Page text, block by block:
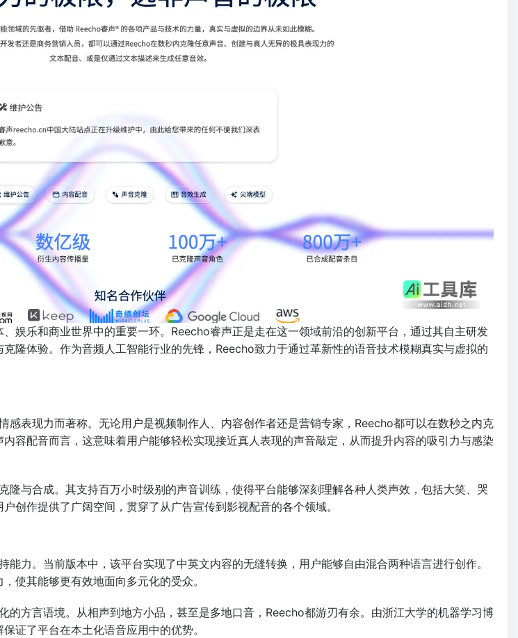
娱乐和商业世界中的重要一环。Reecho睿声正是走在这一领域前沿的创新平台，通过其自主研发
隆体验。作为音频人工智能行业的先锋，Reecho致力于通过革新性的语音技术模糊真实与虚拟的
感表现力而著称。无论用户是视频制作人、内容创作者还是营销专家，Reecho都可以在数秒之内克
容配音而言，这意味着用户能够轻松实现接近真人表现的声音敲定，从而提升内容的吸引力与感染
隆与合成。其支持百万小时级别的声音训练，使得平台能够深刻理解各种人类声效，包括大笑、哭
创作提供了广阔空间，贯穿了从广告宣传到影视配音的各个领域。
力。当前版本中，该平台实现了中英文内容的无缝转换，用户能够自由混合两种语言进行创作。
使其能够更有效地面向多元化的受众。
的方言语境。从相声到地方小品，甚至是多地口音，Reecho都游刃有余。由浙江大学的机器学习博
证了平台在本土化语音应用中的优势。